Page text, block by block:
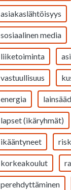
asiakaslähtöisyys
sosiaalinen media
liiketoiminta
vastuullisuus
energia
lapset (ikäryhmät)
ikääntyneet
korkeakoulut
perehdyttäminen